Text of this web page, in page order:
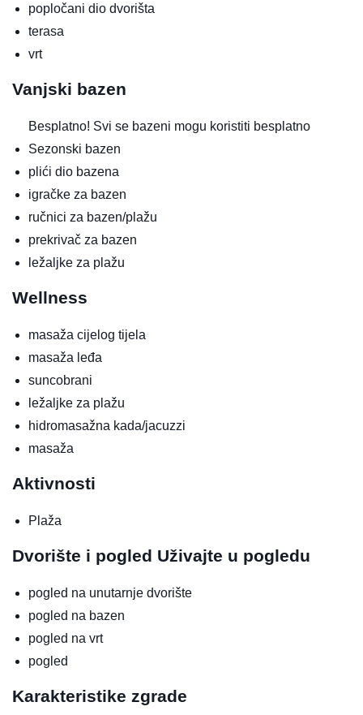
popločani dio dvorišta
terasa
vrt
Vanjski bazen
Besplatno! Svi se bazeni mogu koristiti besplatno
Sezonski bazen
plići dio bazena
igračke za bazen
ručnici za bazen/plažu
prekrivač za bazen
ležaljke za plažu
Wellness
masaža cijelog tijela
masaža leđa
suncobrani
ležaljke za plažu
hidromasažna kada/jacuzzi
masaža
Aktivnosti
Plaža
Dvorište i pogled Uživajte u pogledu
pogled na unutarnje dvorište
pogled na bazen
pogled na vrt
pogled
Karakteristike zgrade